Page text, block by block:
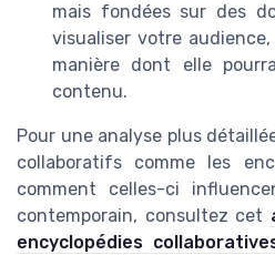
mais fondées sur des
visualiser votre
manière dont elle
contenu.
Pour une analyse plus
collaboratifs comme les
comment celles-ci
contemporain, consultez cet
encyclopédies